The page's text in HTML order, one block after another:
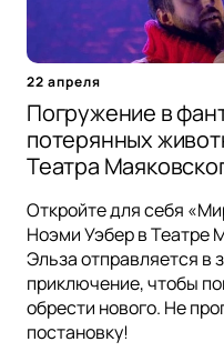
22 апреля
Погружение в
потерянных
Театра
Откройте для себя
Ноэми Уэбер в Театре
Эльза отправляется в
приключение, чтобы
обрести нового. Не
постановку!